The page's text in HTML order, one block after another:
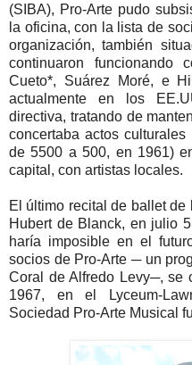
(SIBA), Pro-Arte pudo
la oficina, con la lista de
organización, también
continuaron funcionando
Cueto*, Suárez Moré, e
actualmente en los
directiva, tratando de
concertaba actos
de 5500 a 500, en 1961)
capital, con artistas locales.
El último recital de ballet
Hubert de Blanck, en julio
haría imposible en el
socios de Pro-Arte ─ un
Coral de Alfredo Levy─, se
1967, en el Lyceum-
Sociedad Pro-Arte Musical